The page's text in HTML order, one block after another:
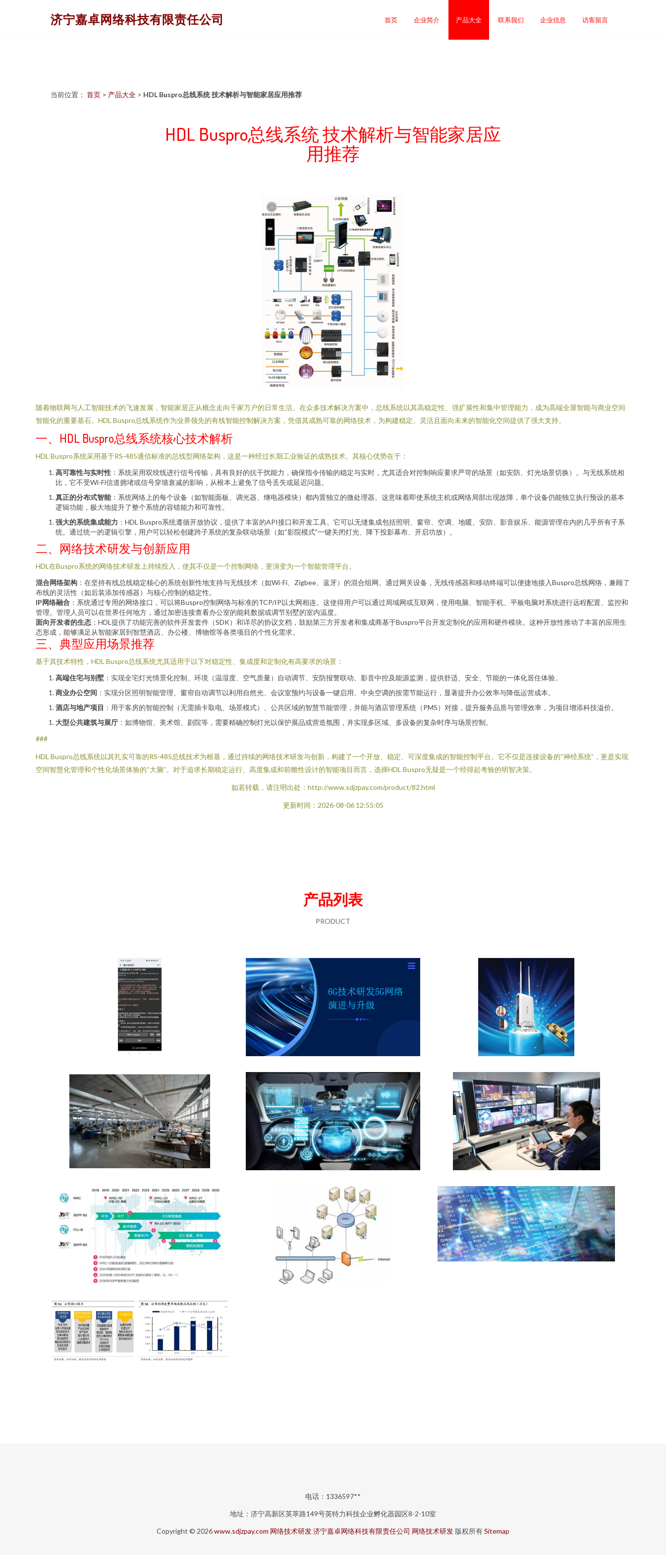
济宁嘉卓网络科技有限责任公司 首页 企业简介 产品大全 联系我们 企业信息 访客留言
当前位置： 首页 > 产品大全 > HDL Buspro总线系统 技术解析与智能家居应用推荐
HDL Buspro总线系统 技术解析与智能家居应
用推荐
随着物联网与人工智能技术的飞速发展，智能家居正从概念走向千家万户的日常生活。在众多技术解决方案中，总线系统以其高稳定性、强扩展性和集中管理能力，成为高端全屋智能与商业空间
智能化的重要基石。HDL Buspro总线系统作为业界领先的有线智能控制解决方案，凭借其成熟可靠的网络技术，为构建稳定、灵活且面向未来的智能化空间提供了强大支持。
一、HDL Buspro总线系统核心技术解析
HDL Buspro系统采用基于RS-485通信标准的总线型网络架构，这是一种经过长期工业验证的成熟技术。其核心优势在于：
高可靠性与实时性 ：系统采用双绞线进行信号传输，具有良好的抗干扰能力，确保指令传输的稳定与实时，尤其适合对控制响应要求严苛的场景（如安防、灯光场景切换）。与无线系统相
比，它不受Wi-Fi信道拥堵或信号穿墙衰减的影响，从根本上避免了信号丢失或延迟问题。
真正的分布式智能：系统网络上的每个设备（如智能面板、调光器、继电器模块）都内置独立的微处理器。这意味着即使系统主机或网络局部出现故障，单个设备仍能独立执行预设的基本
逻辑功能，极大地提升了整个系统的容错能力和可靠性。
强大的系统集成能力 ：HDL Buspro系统遵循开放协议，提供了丰富的API接口和开发工具。它可以无缝集成包括照明、窗帘、空调、地暖、安防、影音娱乐、能源管理在内的几乎所有子系
统。通过统一的逻辑引擎，用户可以轻松创建跨子系统的复杂联动场景（如“影院模式”一键关闭灯光、降下投影幕布、开启功放）。
二、网络技术研发与创新应用
HDL在Buspro系统的网络技术研发上持续投入，使其不仅是一个控制网络，更演变为一个智能管理平台。
混合网络架构 ：在坚持有线总线稳定核心的系统创新性地支持与无线技术（如Wi-Fi、Zigbee、蓝牙）的混合组网。通过网关设备，无线传感器和移动终端可以便捷地接入Buspro总线网络，兼顾了
布线的灵活性（如后装添加传感器）与核心控制的稳定性。
IP网络融合 ：系统通过专用的网络接口，可以将Buspro控制网络与标准的TCP/IP以太网相连。这使得用户可以通过局域网或互联网，使用电脑、智能手机、平板电脑对系统进行远程配置、监控和
管理。管理人员可以在世界任何地方，通过加密连接查看办公室的能耗数据或调节别墅的室内温度。
面向开发者的生态 ：HDL提供了功能完善的软件开发套件（SDK）和详尽的协议文档，鼓励第三方开发者和集成商基于Buspro平台开发定制化的应用和硬件模块。这种开放性推动了丰富的应用生
态形成，能够满足从智能家居到智慧酒店、办公楼、博物馆等各类项目的个性化需求。
三、典型应用场景推荐
基于其技术特性，HDL Buspro总线系统尤其适用于以下对稳定性、集成度和定制化有高要求的场景：
高端住宅与别墅 ：实现全宅灯光情景化控制、环境（温湿度、空气质量）自动调节、安防报警联动、影音中控及能源监测，提供舒适、安全、节能的一体化居住体验。
商业办公空间 ：实现分区照明智能管理、窗帘自动调节以利用自然光、会议室预约与设备一键启用、中央空调的按需节能运行，显著提升办公效率与降低运营成本。
酒店与地产项目 ：用于客房的智能控制（无需插卡取电、场景模式）、公共区域的智慧节能管理，并能与酒店管理系统（PMS）对接，提升服务品质与管理效率，为项目增添科技溢价。
大型公共建筑与展厅 ：如博物馆、美术馆、剧院等，需要精确控制灯光以保护展品或营造氛围，并实现多区域、多设备的复杂时序与场景控制。
###
HDL Buspro总线系统以其扎实可靠的RS-485总线技术为根基，通过持续的网络技术研发与创新，构建了一个开放、稳定、可深度集成的智能控制平台。它不仅是连接设备的“神经系统”，更是实现
空间智慧化管理和个性化场景体验的“大脑”。对于追求长期稳定运行、高度集成和前瞻性设计的智能项目而言，选择HDL Buspro无疑是一个经得起考验的明智决策。
如若转载，请注明出处：http://www.sdjzpay.com/product/82.html
更新时间：2026-08-06 12:55:05
产品列表
PRODUCT
电话：1336597**
地址：济宁高新区英萃路149号英特力科技企业孵化器园区8-2-10室
Copyright © 2026www.sdjzpay.com 网络技术研发济宁嘉卓网络科技有限责任公司 网络技术研发 版权所有Sitemap